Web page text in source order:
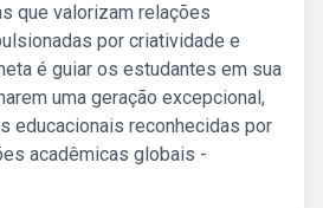
que valorizam relações
por criatividade e
é guiar os estudantes em sua
uma geração excepcional,
educacionais reconhecidas por
acadêmicas globais -